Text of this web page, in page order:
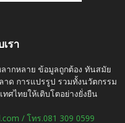
เรา
ากหลาย ข้อมูลถูกต้อง ทันสมัย
าด การแปรรูป รวมทั้งนวัตกรรม
ศไทยให้เติบโตอย่างยั่งยืน
/ โทร.081 309 0599